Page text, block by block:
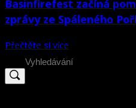
Basinfirefest začíná
zprávy ze Spáleného
Přečtěte si více
Search
for: